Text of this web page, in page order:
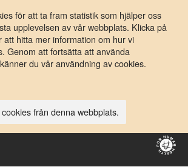
för att ta fram statistik som hjälper oss
upplevelsen av vår webbplats. Klicka på
att hitta mer information om hur vi
Genom att fortsätta att använda
du vår användning av cookies.
från denna webbplats.